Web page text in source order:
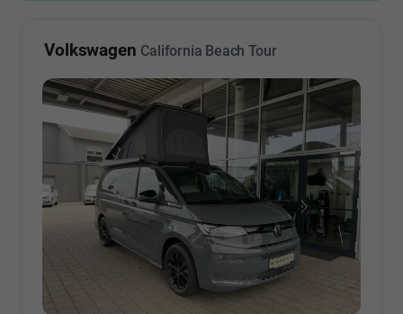
Volkswagen California Beach Tour